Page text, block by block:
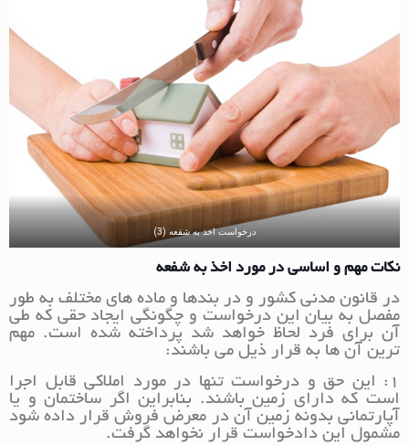
درخواست اخذ به شفعه (3)
نکات مهم و اساسی در مورد اخذ به شفعه
در قانون مدنی کشور و در بندها و ماده های مختلف به طور
مفصل به بیان این درخواست و چگونگی ایجاد حقی که طی
آن برای فرد لحاظ خواهد شد پرداخته شده است. مهم
ترین آن ها به قرار ذیل می باشند:
۱: این حق و درخواست تنها در مورد املاکی قابل اجرا
است که دارای زمین باشند. بنابراین اگر ساختمان و یا
آپارتمانی بدونه زمین آن در معرض فروش قرار داده شود
مشمول این دادخواست قرار نخواهد گرفت.